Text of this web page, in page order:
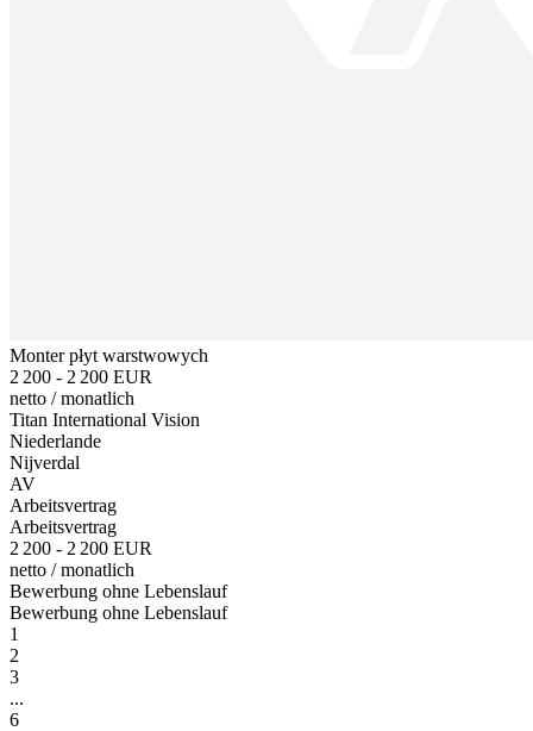
Monter płyt warstwowych
2 200 - 2 200 EUR
netto /monatlich
Titan International Vision
Niederlande
Nijverdal
AV
Arbeitsvertrag
Arbeitsvertrag
2 200 - 2 200 EUR
netto /monatlich
Bewerbung ohne Lebenslauf
Bewerbung ohne Lebenslauf
1
2
3
...
6